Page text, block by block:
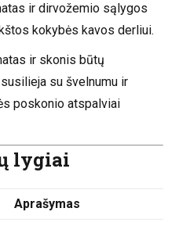
ir dirvožemio sąlygos
kokybės kavos derliui.
ir skonis būtų
su švelnumu ir
poskonio atspalviai
lygiai
Aprašymas